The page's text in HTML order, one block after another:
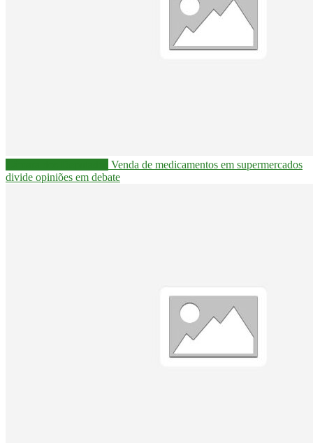
Venda de medicamentos em supermercados
divide opiniões em debate